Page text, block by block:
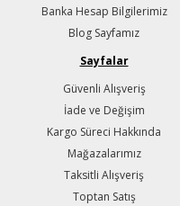
Banka Hesap Bilgilerimiz
Blog Sayfamız
Sayfalar
Güvenli Alışveriş
İade ve Değişim
Kargo Süreci Hakkında
Mağazalarımız
Taksitli Alışveriş
Toptan Satış